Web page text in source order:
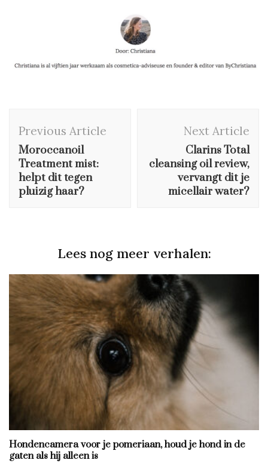
Navigation
Previous Article
Moroccanoil
Treatment mist:
helpt dit tegen
pluizig haar?
Next Article
Clarins Total
cleansing oil review,
vervangt dit je
micellair water?
Lees nog meer verhalen:
Hondencamera voor je pomeriaan, houd je hond in de
gaten als hij alleen is